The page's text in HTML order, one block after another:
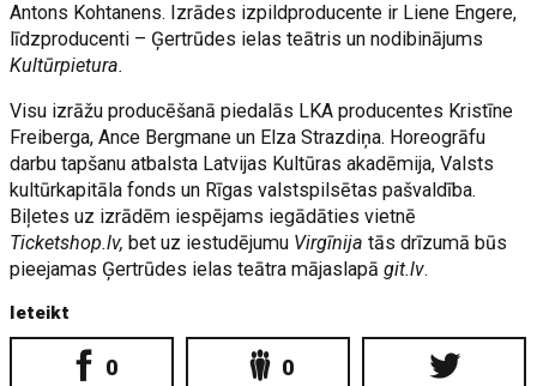
Antons Kohtanens. Izrādes izpildproducente ir Liene Engere,
līdzproducenti – Ģertrūdes ielas teātris un nodibinājums
Kultūrpietura.
Visu izrāžu producēšanā piedalās LKA producentes Kristīne
Freiberga, Ance Bergmane un Elza Strazdiņa. Horeogrāfu
darbu tapšanu atbalsta Latvijas Kultūras akadēmija, Valsts
kultūrkapitāla fonds un Rīgas valstspilsētas pašvaldība.
Biļetes uz izrādēm iespējams iegādāties vietnē
Ticketshop.lv, bet uz iestudējumu Virgīnija tās drīzumā būs
pieejamas Ģertrūdes ielas teātra mājaslapāgit.lv.
Ieteikt
0 0